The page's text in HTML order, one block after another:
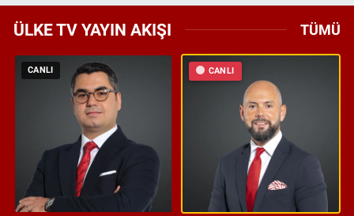
ÜLKE TV YAYIN AKIŞI TÜMÜ
CANLI CANLI